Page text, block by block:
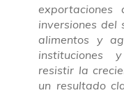
inversiones del
alimentos y
instituciones
resistir la
un resultado